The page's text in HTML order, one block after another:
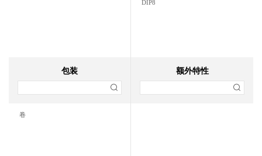
DIP8
包装
卷
额外特性